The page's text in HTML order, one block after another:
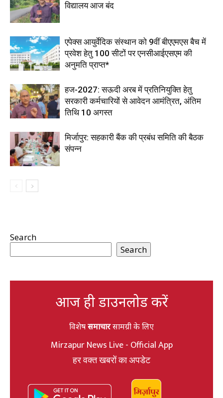
विद्यालय आज बंद
एपेक्स आयुर्वेदिक संस्थान को 9वीं बीएएमएस बैच में
प्रवेश हेतु 100 सीटों पर एनसीआईएसएम की
अनुमति प्राप्त*
हज-2027: सऊदी अरब में प्रतिनियुक्ति हेतु
सरकारी कर्मचारियों से आवेदन आमंत्रित, अंतिम
तिथि 10 अगस्त
मिर्जापुर: सहकारी बैंक की प्रबंध समिति की बैठक
संपन्न
Search
Search
आज ही डाउनलोड करें
विशेषसमाचारसामग्री के लिए
Mirzapur News Live - Official App
हर वक्त खबरों का अपडेट